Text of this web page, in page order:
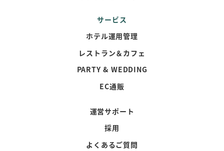
サービス
ホテル運用管理
レストラン＆カフェ
PARTY & WEDDING
EC通販
運営サポート
採用
よくあるご質問